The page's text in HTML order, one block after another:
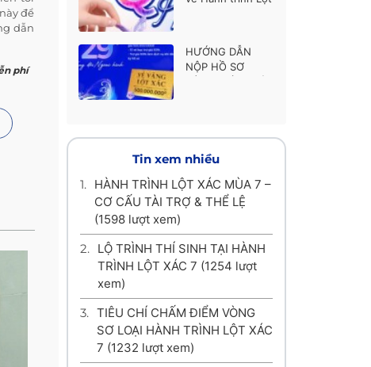
HƯỚNG DẪN
NỘP HỒ SƠ
Tin xem nhiều
1.
HÀNH TRÌNH LỘT XÁC MÙA 7 –
CƠ CẤU TÀI TRỢ & THỂ LỆ
(1598 lượt xem)
2.
LỘ TRÌNH THÍ SINH TẠI HÀNH
TRÌNH LỘT XÁC 7 (1254 lượt
xem)
3. TIÊU CHÍ CHẤM ĐIỂM VÒNG
SƠ LOẠI HÀNH TRÌNH LỘT XÁC
7 (1232 lượt xem)
để
dẫn
phí